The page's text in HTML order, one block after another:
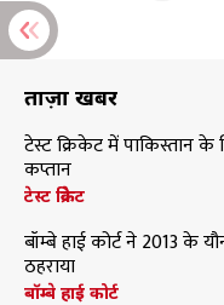
ताज़ा खबरें
टेस्ट क्रिकेट में पाकिस्तान
कप्तान
टेस्ट क्रिकेट
बॉम्बे हाई कोर्ट ने 2013 के
ठहराया
बॉम्बे हाई कोर्ट